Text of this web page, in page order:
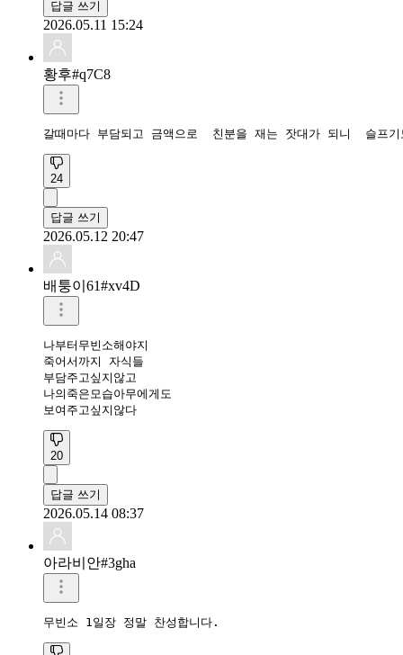
답글 쓰기
2026.05.11 15:24
황후#q7C8
갈때마다 부담되고 금액으로  친분을 재는 잣대가 되니  슬프
24
답글 쓰기
2026.05.12 20:47
배퉁이61#xv4D
나부터무빈소해야지
죽어서까지 자식들
부담주고싶지않고
나의죽은모습아무에게도
보여주고싶지않다
20
답글 쓰기
2026.05.14 08:37
아라비안#3gha
무빈소 1일장 정말 찬성합니다.